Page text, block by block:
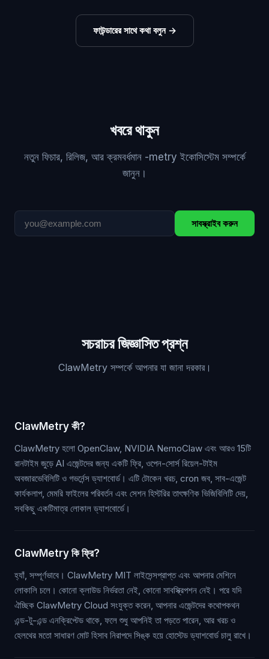
ফাউন্ডারের সাথে কথা বলুন→
খবরে থাকুন
নতুন ফিচার, রিলিজ, আর ক্রমবর্ধমান -metry ইকোসিস্টেম সম্পর্কে
জানুন।
সাবস্ক্রাইব করুন
সচরাচর জিজ্ঞাসিত প্রশ্ন
ClawMetry সম্পর্কে আপনার যা জানা দরকার।
ClawMetry কী?
ClawMetry হলো OpenClaw, NVIDIA NemoClaw এবং আরও 15টি
রানটাইম জুড়ে AI এজেন্টদের জন্য একটি ফ্রি, ওপেন-সোর্স রিয়েল-টাইম
অবজারভেবিলিটি ও গভর্নেন্স ড্যাশবোর্ড। এটি টোকেন খরচ, cron জব, সাব-এজেন্ট
কার্যকলাপ, মেমরি ফাইলের পরিবর্তন এবং সেশন হিস্টরির তাৎক্ষণিক ভিজিবিলিটি দেয়,
সবকিছু একটিমাত্র লোকাল ড্যাশবোর্ডে।
ClawMetry কি ফ্রি?
হ্যাঁ, সম্পূর্ণভাবে। ClawMetry MIT লাইসেন্সপ্রাপ্ত এবং আপনার মেশিনে
লোকালি চলে। কোনো ক্লাউড নির্ভরতা নেই, কোনো সাবস্ক্রিপশন নেই। পরে যদি
ঐচ্ছিক ClawMetry Cloud সংযুক্ত করেন, আপনার এজেন্টদের কথোপকথন
এন্ড-টু-এন্ড এনক্রিপ্টেড থাকে, ফলে শুধু আপনিই তা পড়তে পারেন, আর খরচ ও
হেলথের মতো সাধারণ মোট হিসাব নিরাপদে সিঙ্ক হয়ে হোস্টেড ড্যাশবোর্ড চালু রাখে।